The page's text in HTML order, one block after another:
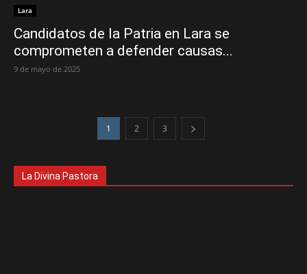
Lara
Candidatos de la Patria en Lara se
comprometen a defender causas...
9 de mayo de 2025
1 2 3
La Divina Pastora